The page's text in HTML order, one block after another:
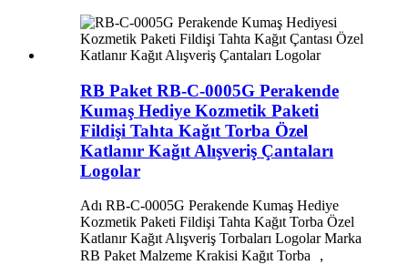
RB Paket RB-C-0005G Perakende
Kumaş Hediye Kozmetik Paketi
Fildişi Tahta Kağıt Torba Özel
Katlanır Kağıt Alışveriş Çantaları
Logolar
Adı RB-C-0005G Perakende Kumaş Hediye
Kozmetik Paketi Fildişi Tahta Kağıt Torba Özel
Katlanır Kağıt Alışveriş Torbaları Logolar Marka
RB Paket Malzeme Krakisi Kağıt Torba ，